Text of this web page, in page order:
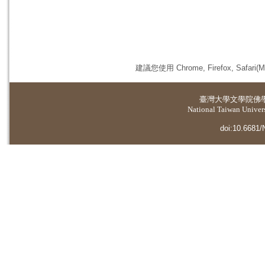
建議您使用 Chrome, Firefox,
臺灣大學文學院佛
National Taiwan
doi:10.6681/